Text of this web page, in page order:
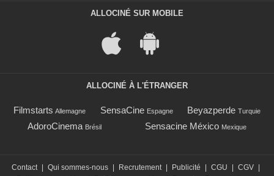
ALLOCINÉ SUR MOBILE
ALLOCINÉ À L'ÉTRANGER
Filmstarts Allemagne SensaCine Espagne Beyazperde Turquie
AdoroCinema Brésil Sensacine México Mexique
Contact Qui sommes-nous Recrutement Publicité CGU CGV